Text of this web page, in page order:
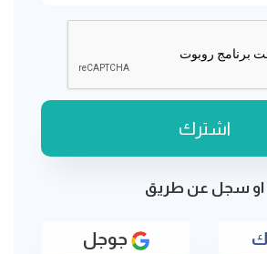
او سجل عن طريق